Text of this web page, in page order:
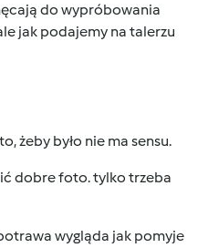
do wypróbowania
jak podajemy na talerzu
żeby było nie ma sensu.
dobre foto. tylko trzeba
wygląda jak pomyje